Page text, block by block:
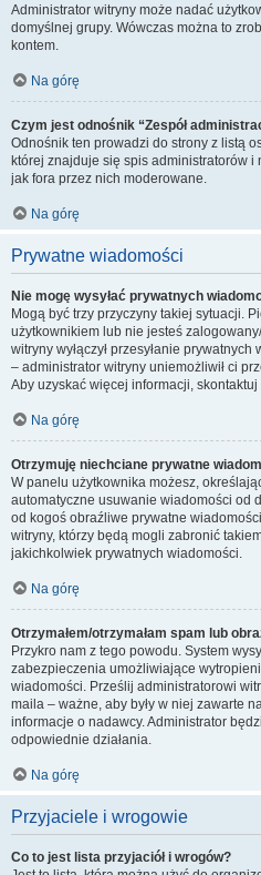
Administrator witryny może nadać
domyślnej grupy. Wówczas można to
kontem.
Na górę
Czym jest odnośnik “Zespół
Odnośnik ten prowadzi do strony z listą
której znajduje się spis administratorów
jak fora przez nich moderowane.
Na górę
Prywatne wiadomości
Nie mogę wysyłać prywatnych
Mogą być trzy przyczyny takiej sytuacji.
użytkownikiem lub nie jesteś
witryny wyłączył przesyłanie
– administrator witryny uniemożliwił ci
Aby uzyskać więcej informacji,
Na górę
Otrzymuję niechciane prywatne
W panelu użytkownika możesz,
automatyczne usuwanie wiadomości od
od kogoś obraźliwe prywatne
witryny, którzy będą mogli zabronić
jakichkolwiek prywatnych wiadomości.
Na górę
Otrzymałem/otrzymałam spam lub
Przykro nam z tego powodu. System
zabezpieczenia umożliwiające
wiadomości. Prześlij administratorowi
maila – ważne, aby były w niej zawarte
informacje o nadawcy. Administrator
odpowiednie działania.
Na górę
Przyjaciele i wrogowie
Co to jest lista przyjaciół i wrogów?